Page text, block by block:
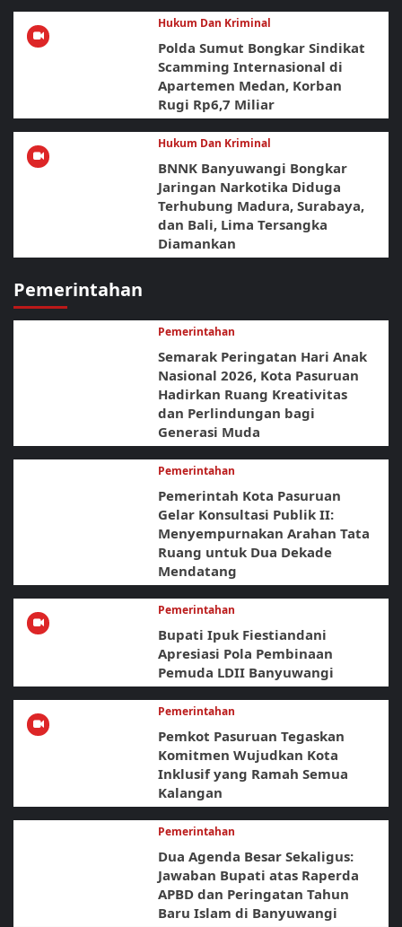
Hukum Dan Kriminal
Polda Sumut Bongkar Sindikat
Scamming Internasional di
Apartemen Medan, Korban
Rugi Rp6,7 Miliar
Hukum Dan Kriminal
BNNK Banyuwangi Bongkar
Jaringan Narkotika Diduga
Terhubung Madura, Surabaya,
dan Bali, Lima Tersangka
Diamankan
Pemerintahan
Pemerintahan
Semarak Peringatan Hari Anak
Nasional 2026, Kota Pasuruan
Hadirkan Ruang Kreativitas
dan Perlindungan bagi
Generasi Muda
Pemerintahan
Pemerintah Kota Pasuruan
Gelar Konsultasi Publik II:
Menyempurnakan Arahan Tata
Ruang untuk Dua Dekade
Mendatang
Pemerintahan
Bupati Ipuk Fiestiandani
Apresiasi Pola Pembinaan
Pemuda LDII Banyuwangi
Pemerintahan
Pemkot Pasuruan Tegaskan
Komitmen Wujudkan Kota
Inklusif yang Ramah Semua
Kalangan
Pemerintahan
Dua Agenda Besar Sekaligus:
Jawaban Bupati atas Raperda
APBD dan Peringatan Tahun
Baru Islam di Banyuwangi